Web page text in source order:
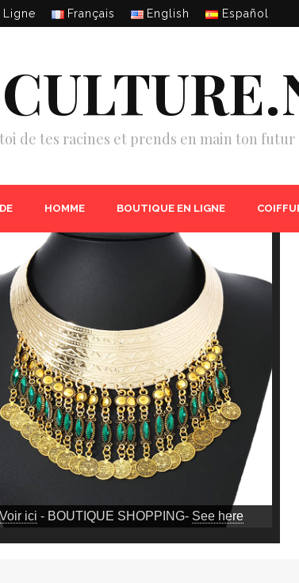
Ligne Français English Español
de tes racines et prends en main ton futur
HOMME BOUTIQUE EN LIGNE
Voir ici - BOUTIQUE SHOPPING- See here